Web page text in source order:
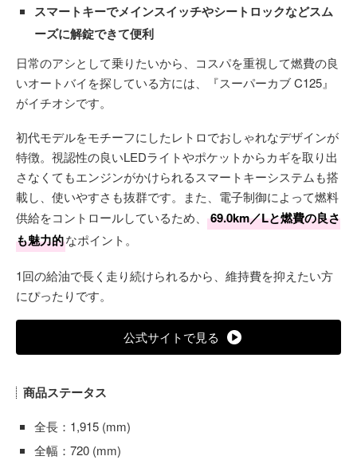
スマートキーでメインスイッチやシートロックなどスム
ーズに解錠できて便利
日常のアシとして乗りたいから、コスパを重視して燃費の良
いオートバイを探している方には、『スーパーカブ C125』
がイチオシです。
初代モデルをモチーフにしたレトロでおしゃれなデザインが
特徴。視認性の良いLEDライトやポケットからカギを取り出
さなくてもエンジンがかけられるスマートキーシステムも搭
載し、使いやすさも抜群です。また、電子制御によって燃料
供給をコントロールしているため、
69.0km／Lと燃費の良さ
も魅力的なポイント。
1回の給油で長く走り続けられるから、維持費を抑えたい方
にぴったりです。
公式サイトで見る
商品ステータス
全長：1,915 (mm)
全幅：720 (mm)